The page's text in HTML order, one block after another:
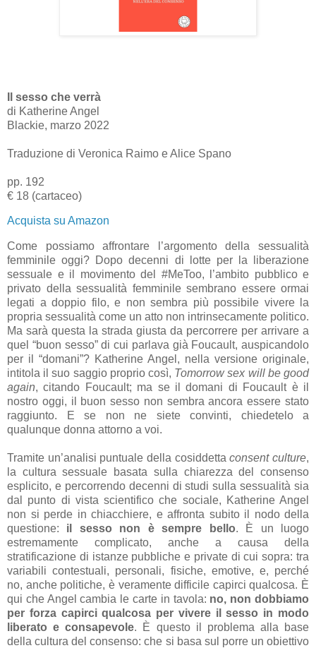
Il sesso che verrà
di Katherine Angel
Blackie, marzo 2022
Traduzione di Veronica Raimo e Alice Spano
pp. 192
€ 18 (cartaceo)
Acquista su Amazon
Come possiamo affrontare l’argomento della sessualità
femminile oggi? Dopo decenni di lotte per la liberazione
sessuale e il movimento del #MeToo, l’ambito pubblico e
privato della sessualità femminile sembrano essere ormai
legati a doppio filo, e non sembra più possibile vivere la
propria sessualità come un atto non intrinsecamente politico.
Ma sarà questa la strada giusta da percorrere per arrivare a
quel “buon sesso” di cui parlava già Foucault, auspicandolo
per il “domani”? Katherine Angel, nella versione originale,
intitola il suo saggio proprio così, Tomorrow sex will be good
again, citando Foucault; ma se il domani di Foucault è il
nostro oggi, il buon sesso non sembra ancora essere stato
raggiunto. E se non ne siete convinti, chiedetelo a
qualunque donna attorno a voi.
Tramite un’analisi puntuale della cosiddettaconsent culture,
la cultura sessuale basata sulla chiarezza del consenso
esplicito, e percorrendo decenni di studi sulla sessualità sia
dal punto di vista scientifico che sociale, Katherine Angel
non si perde in chiacchiere, e affronta subito il nodo della
questione: il sesso non è sempre bello. È un luogo
estremamente complicato, anche a causa della
stratificazione di istanze pubbliche e private di cui sopra: tra
variabili contestuali, personali, fisiche, emotive, e, perché
no, anche politiche, è veramente difficile capirci qualcosa. È
qui che Angel cambia le carte in tavola: no, non dobbiamo
per forza capirci qualcosa per vivere il sesso in modo
liberato e consapevole. È questo il problema alla base
della cultura del consenso: che si basa sul porre un obiettivo